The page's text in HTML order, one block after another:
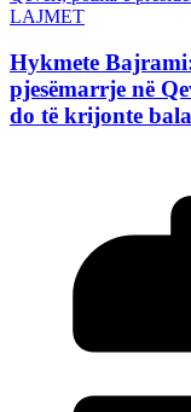
LAJMET
Hykmete
pjesëmarrje në
do të krijonte